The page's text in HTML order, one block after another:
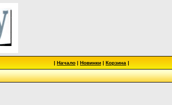
| Начало | Новинки | Корзина |